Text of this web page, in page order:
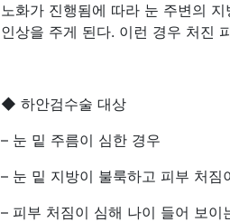
노화가 진행됨에 따라 눈 주변의
인상을 주게 된다. 이런 경우 처진
◆ 하안검수술 대상
– 눈 밑 주름이 심한 경우
– 눈 밑 지방이 불룩하고 피부 처짐
– 피부 처짐이 심해 나이 들어 보이